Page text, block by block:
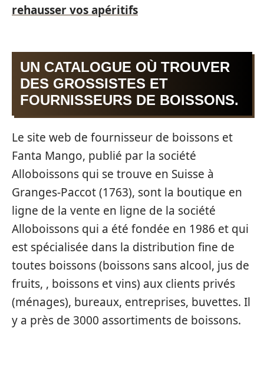
rehausser vos apéritifs
UN CATALOGUE OÙ TROUVER
DES GROSSISTES ET
FOURNISSEURS DE BOISSONS.
Le site web de fournisseur de boissons et
Fanta Mango, publié par la société
Alloboissons qui se trouve en Suisse à
Granges-Paccot (1763), sont la boutique en
ligne de la vente en ligne de la société
Alloboissons qui a été fondée en 1986 et qui
est spécialisée dans la distribution fine de
toutes boissons (boissons sans alcool, jus de
fruits, , boissons et vins) aux clients privés
(ménages), bureaux, entreprises, buvettes. Il
y a près de 3000 assortiments de boissons.